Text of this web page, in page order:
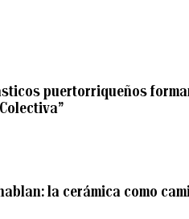
puertorriqueños
la cerámica como